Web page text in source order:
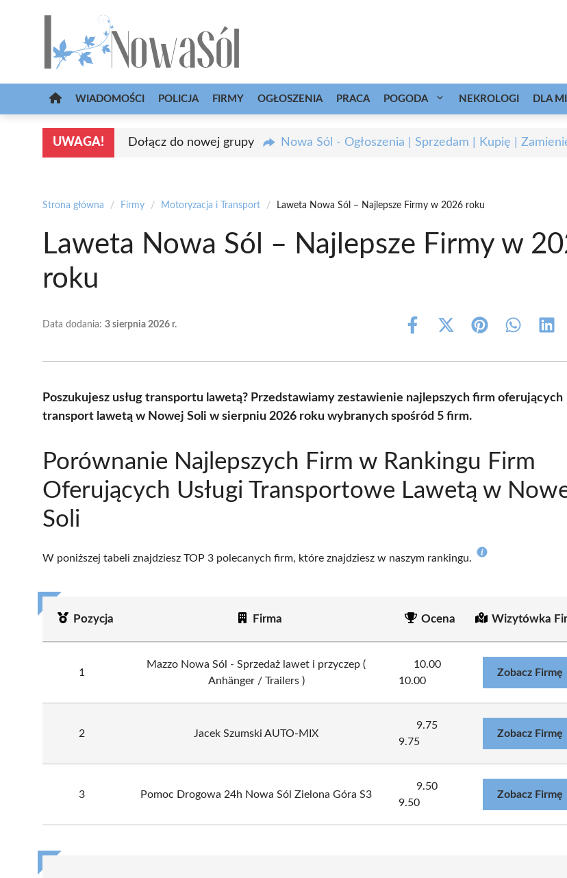
WIADOMOŚCI POLICJA FIRMY OGŁOSZENIA PRACA POGODA NEKROLOGI DLA
UWAGA! Dołącz do nowej grupy Nowa Sól - Ogłoszenia | Sprzedam | Kupię |
Strona główna / Firmy / Motoryzacja i Transport / Laweta Nowa Sól – Najlepsze Firmy w 2026 roku
Laweta Nowa Sól – Najlepsze Firmy w
roku
Data dodania: 3 sierpnia 2026 r.
Share
Share
(Twitter)
Share Share
Poszukujesz usług transportu lawetą? Przedstawiamy zestawienie najlepszych firm oferujących
transport lawetą w Nowej Soli w sierpniu 2026 roku wybranych spośród 5 firm.
Porównanie Najlepszych Firm w Rankingu Firm
Oferujących Usługi Transportowe Lawetą w
Soli
W poniższej tabeli znajdziesz TOP 3 polecanych firm, które znajdziesz w naszym rankingu.
Pozycja Firma Ocena Wizytówka
1
Mazzo Nowa Sól - Sprzedaż lawet i przyczep (
Anhänger / Trailers )
10.00
10.00
Zobacz Firmę
2 Jacek Szumski AUTO-MIX
9.75
9.75
Zobacz Firmę
3 Pomoc Drogowa 24h Nowa Sól Zielona Góra S3
9.50
9.50
Zobacz Firmę